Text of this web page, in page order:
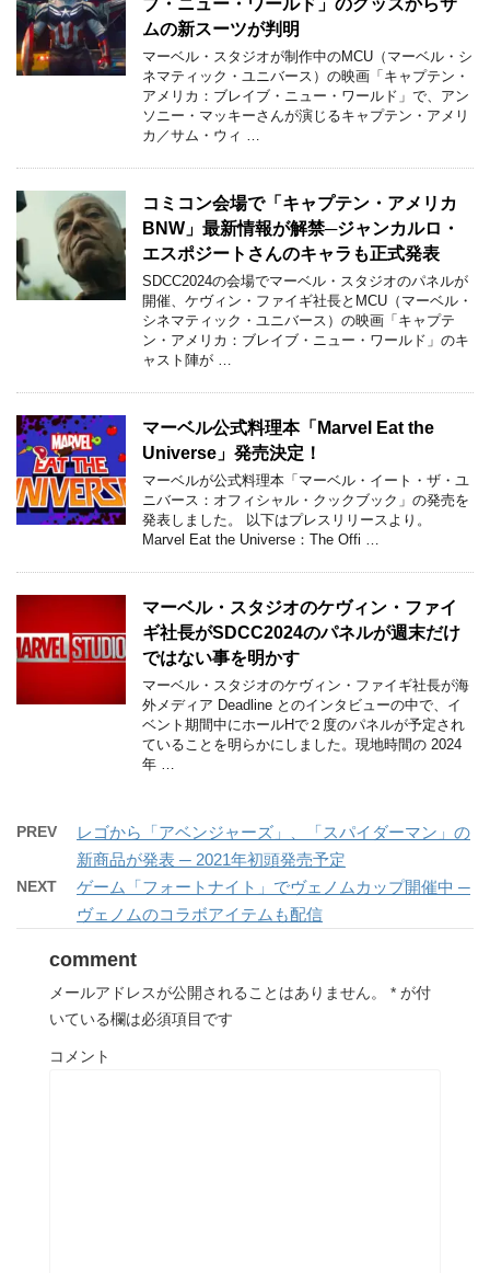
ブ・ニュー・ワールド」のグッズからサ
ムの新スーツが判明
マーベル・スタジオが制作中のMCU（マーベル・シ
ネマティック・ユニバース）の映画「キャプテン・
アメリカ：ブレイブ・ニュー・ワールド」で、アン
ソニー・マッキーさんが演じるキャプテン・アメリ
カ／サム・ウィ …
コミコン会場で「キャプテン・アメリカ
BNW」最新情報が解禁─ジャンカルロ・
エスポジートさんのキャラも正式発表
SDCC2024の会場でマーベル・スタジオのパネルが
開催、ケヴィン・ファイギ社長とMCU（マーベル・
シネマティック・ユニバース）の映画「キャプテ
ン・アメリカ：ブレイブ・ニュー・ワールド」のキ
ャスト陣が …
マーベル公式料理本「Marvel Eat the
Universe」発売決定！
マーベルが公式料理本「マーベル・イート・ザ・ユ
ニバース：オフィシャル・クックブック」の発売を
発表しました。 以下はプレスリリースより。
Marvel Eat the Universe：The Offi …
マーベル・スタジオのケヴィン・ファイ
ギ社長がSDCC2024のパネルが週末だけ
ではない事を明かす
マーベル・スタジオのケヴィン・ファイギ社長が海
外メディア Deadline とのインタビューの中で、イ
ベント期間中にホールHで２度のパネルが予定され
ていることを明らかにしました。現地時間の 2024
年 …
PREV
レゴから「アベンジャーズ」、「スパイダーマン」の
新商品が発表 ─ 2021年初頭発売予定
NEXT
ゲーム「フォートナイト」でヴェノムカップ開催中 ─
ヴェノムのコラボアイテムも配信
comment
メールアドレスが公開されることはありません。 * が付
いている欄は必須項目です
コメント